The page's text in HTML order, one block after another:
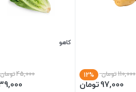
110,000تومان 12%
97,000تومان
کاهو
45,000تومان